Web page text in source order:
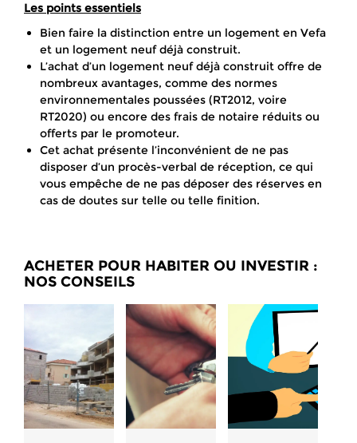
Les points essentiels
Bien faire la distinction entre un logement en Vefa
et un logement neuf déjà construit.
L’achat d’un logement neuf déjà construit offre de
nombreux avantages, comme des normes
environnementales poussées (RT2012, voire
RT2020) ou encore des frais de notaire réduits ou
offerts par le promoteur.
Cet achat présente l’inconvénient de ne pas
disposer d’un procès-verbal de réception, ce qui
vous empêche de ne pas déposer des réserves en
cas de doutes sur telle ou telle finition.
ACHETER POUR HABITER OU INVESTIR :
NOS CONSEILS